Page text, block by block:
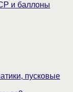
и баллоны
пусковые